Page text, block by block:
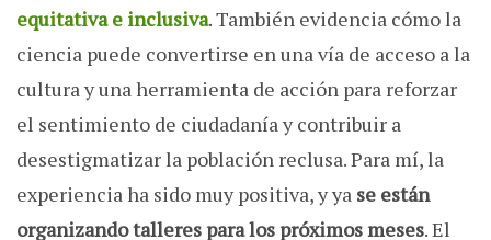
equitativa e inclusiva. También evidencia cómo la
ciencia puede convertirse en una vía de acceso a la
cultura y una herramienta de acción para reforzar
el sentimiento de ciudadanía y contribuir a
desestigmatizar la población reclusa. Para mí, la
experiencia ha sido muy positiva, y ya se están
organizando talleres para los próximos meses. El